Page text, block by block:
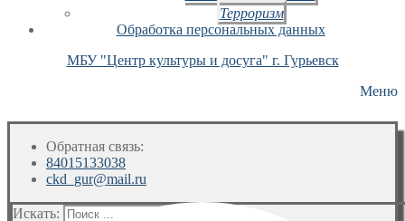
Терроризм
Обработка персональных данных
МБУ "Центр культуры и досуга" г. Гурьевск
Меню
Обратная связь:
84015133038
ckd_gur@mail.ru
Искать: